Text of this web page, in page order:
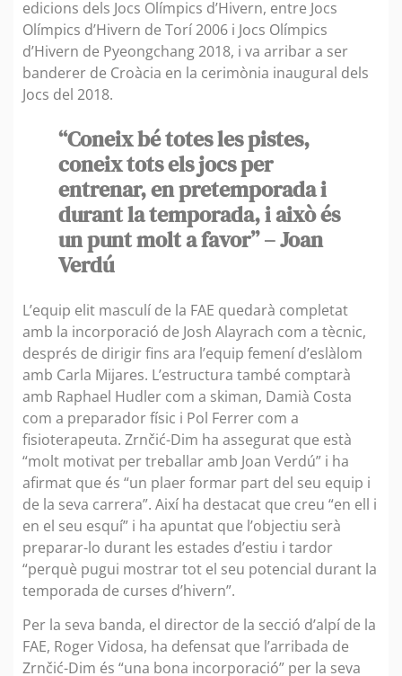
edicions dels Jocs Olímpics d’Hivern, entre Jocs
Olímpics d’Hivern de Torí 2006 i Jocs Olímpics
d’Hivern de Pyeongchang 2018, i va arribar a ser
banderer de Croàcia en la cerimònia inaugural dels
Jocs del 2018.
“Coneix bé totes les pistes,
coneix tots els jocs per
entrenar, en pretemporada i
durant la temporada, i això és
un punt molt a favor” – Joan
Verdú
L’equip elit masculí de la FAE quedarà completat
amb la incorporació de Josh Alayrach com a tècnic,
després de dirigir fins ara l’equip femení d’eslàlom
amb Carla Mijares. L’estructura també comptarà
amb Raphael Hudler com a skiman, Damià Costa
com a preparador físic i Pol Ferrer com a
fisioterapeuta. Zrnčić-Dim ha assegurat que està
“molt motivat per treballar amb Joan Verdú” i ha
afirmat que és “un plaer formar part del seu equip i
de la seva carrera”. Així ha destacat que creu “en ell i
en el seu esquí” i ha apuntat que l’objectiu serà
preparar-lo durant les estades d’estiu i tardor
“perquè pugui mostrar tot el seu potencial durant la
temporada de curses d’hivern”.
Per la seva banda, el director de la secció d’alpí de la
FAE, Roger Vidosa, ha defensat que l’arribada de
Zrnčić-Dim és “una bona incorporació” per la seva